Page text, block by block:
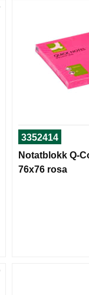
3352414
Notatblokk Q-
76x76 rosa